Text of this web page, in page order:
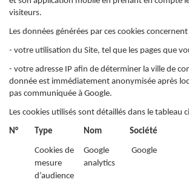
visiteurs.
Les données générées par ces cookies concernent
- votre utilisation du Site, tel que les pages que
- votre adresse IP afin de déterminer la ville de
donnée est immédiatement anonymisée après
pas communiquée à Google.
Les cookies utilisés sont détaillés dans le tableau
N° Type Nom Société
Cookies de
mesure
d’audience
Google
analytics
Google